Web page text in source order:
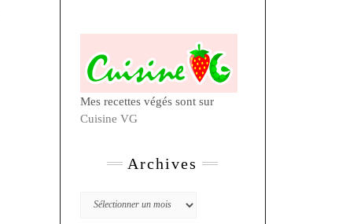
Mes recettes végés sont sur
Cuisine VG
Archives
Archives